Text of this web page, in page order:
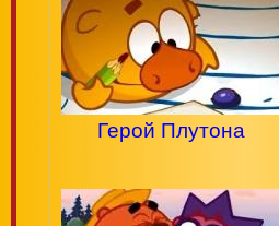
Герой Плутона